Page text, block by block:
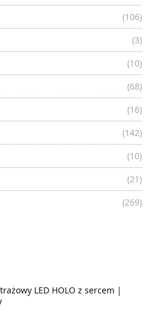
(106)
(3)
(10)
(68)
(16)
(142)
(10)
(21)
(269)
LED HOLO z sercem |